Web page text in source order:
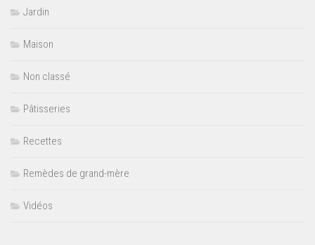
Jardin
Maison
Non classé
Pâtisseries
Recettes
Remèdes de grand-mère
Vidéos